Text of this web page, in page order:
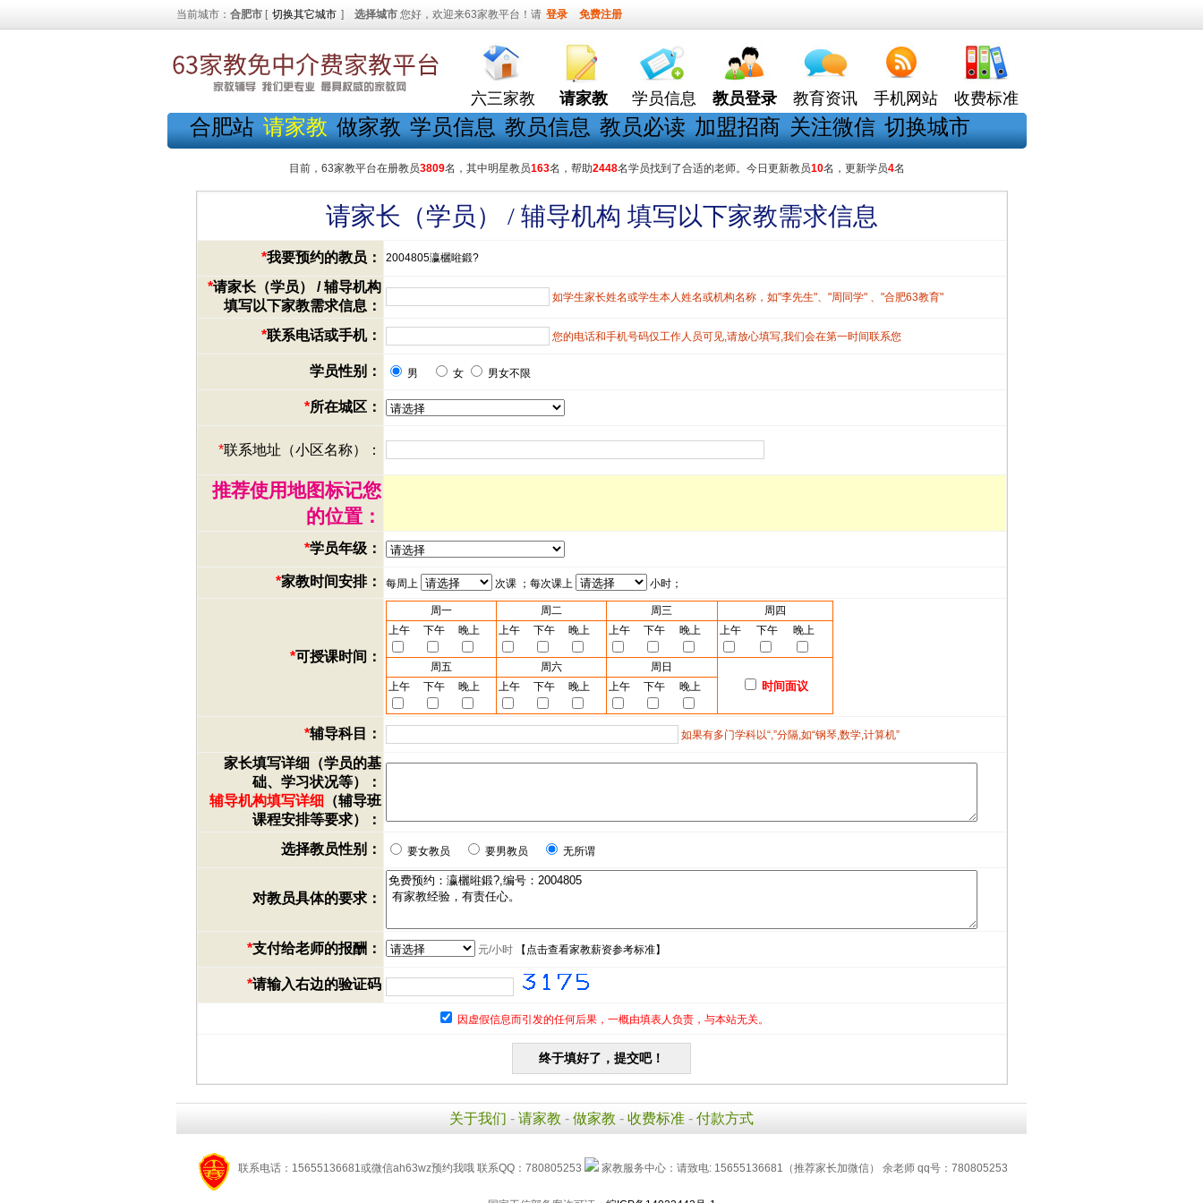
当前城市： 合肥市 [ 切换其它城市 ] 选择城市 您好，欢迎来63家教平台！请 登录 免费注册
六三家教 请家教 学员信息 教员登录 教育资讯 手机网站 收费标准
合肥站 请家教 做家教 学员信息 教员信息 教员必读 加盟招商 关注微信 切换城市
目前，63家教平台在册教员3809名，其中明星教员163名，帮助2448名学员找到了合适的老师。今日更新教员10名，更新学员4名
请家长（学员） / 辅导机构 填写以下家教需求信息
*我要预约的教员： 2004805瀛欐暀鍛?
*请家长（学员） / 辅导机构
填写以下家教需求信息：
如学生家长姓名或学生本人姓名或机构名称，如"李先生"、"周同学" 、"合肥63教育"
*联系电话或手机： 您的电话和手机号码仅工作人员可见,请放心填写,我们会在第一时间联系您
学员性别： 男 女 男女不限
*所在城区：
*联系地址（小区名称）：
推荐使用地图标记您
的位置：
*学员年级：
*家教时间安排： 每周上 次课 ；每次课上 小时；
*可授课时间：
周一 周二 周三
周四
上午
下午 晚上 上午 下午 晚上 上午 下午 晚上 上午 下午 晚上
周五 周六 周日
时间面议
上午 下午 晚上 上午 下午 晚上 上午 下午 晚上
*辅导科目： 如果有多门学科以“,”分隔,如“钢琴,数学,计算机”
家长填写详细（学员的基
础、学习状况等）：
辅导机构填写详细 （辅导班
课程安排等要求）：
选择教员性别：
要女教员 要男教员 无所谓
对教员具体的要求：
*支付给老师的报酬： 元/小时【 点击查看家教薪资参考标准】
*请输入右边的验证码
因虚假信息而引发的任何后果，一概由填表人负责，与本站无关。
关于我们 - 请家教 - 做家教 - 收费标准 - 付款方式
联系电话：15655136681或微信ah63wz预约我哦 联系QQ：780805253 家教服务中心：请致电: 15655136681（推荐家长加微信） 余老师 qq号：780805253